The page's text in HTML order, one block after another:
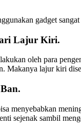
gadget
Lajur Kiri.
oleh para
Makanya lajur kiri
menyebabkan
sejenak sambil